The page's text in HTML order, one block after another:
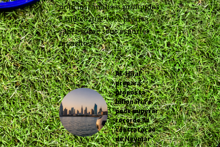
notícias, análises profundas
e tudo o que você precisa
saber sobre seus esportes
favoritos.
Al-Hilal
prepara
proposta
bilionária e
pode superar
recorde de
contratação
de Neymar